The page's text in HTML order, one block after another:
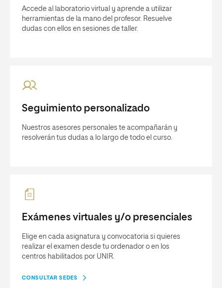
Accede al laboratorio virtual y aprende a utilizar
herramientas de la mano del profesor. Resuelve
dudas con ellos en sesiones de taller.
Seguimiento personalizado
Nuestros asesores personales te acompañarán y
resolverán tus dudas a lo largo de todo el curso.
Exámenes virtuales y/o presenciales
Elige en cada asignatura y convocatoria si quieres
realizar el examen desde tu ordenador o en los
centros habilitados por UNIR.
CONSULTAR SEDES